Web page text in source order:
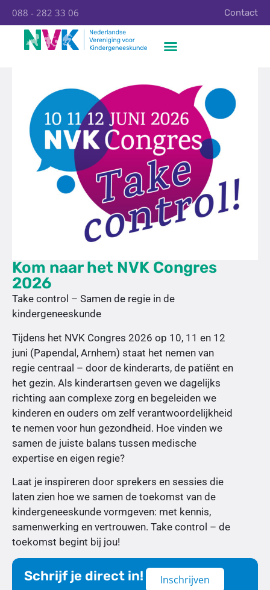
088 - 282 33 06 Contact
Kom naar het NVK Congres
2026
Take control – Samen de regie in de
kindergeneeskunde
Tijdens het NVK Congres 2026 op 10, 11 en 12
juni (Papendal, Arnhem) staat het nemen van
regie centraal – door de kinderarts, de patiënt en
het gezin. Als kinderartsen geven we dagelijks
richting aan complexe zorg en begeleiden we
kinderen en ouders om zelf verantwoordelijkheid
te nemen voor hun gezondheid. Hoe vinden we
samen de juiste balans tussen medische
expertise en eigen regie?
Laat je inspireren door sprekers en sessies die
laten zien hoe we samen de toekomst van de
kindergeneeskunde vormgeven: met kennis,
samenwerking en vertrouwen. Take control – de
toekomst begint bij jou!
Schrijf je direct in! Inschrijven